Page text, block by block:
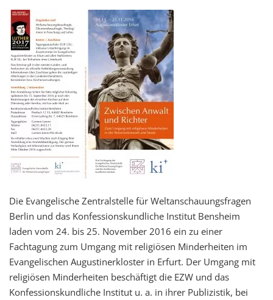
Die Evangelische Zentralstelle für Weltanschauungsfragen
Berlin und das Konfessionskundliche Institut Bensheim
laden vom 24. bis 25. November 2016 ein zu einer
Fachtagung zum Umgang mit religiösen Minderheiten im
Evangelischen Augustinerkloster in Erfurt. Der Umgang mit
religiösen Minderheiten beschäftigt die EZW und das
Konfessionskundliche Institut u. a. in ihrer Publizistik, bei